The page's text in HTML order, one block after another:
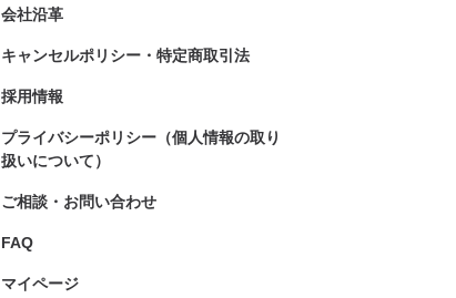
会社沿革
キャンセルポリシー・特定商取引法
採用情報
プライバシーポリシー（個人情報の取り
扱いについて）
ご相談・お問い合わせ
FAQ
マイページ